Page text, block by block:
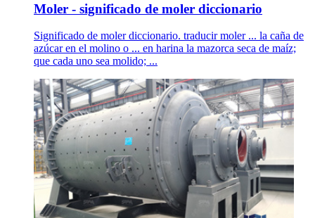
Moler - significado de moler diccionario
Significado de moler diccionario. traducir moler ... la caña de
azúcar en el molino o ... en harina la mazorca seca de maíz;
que cada uno sea molido; ...